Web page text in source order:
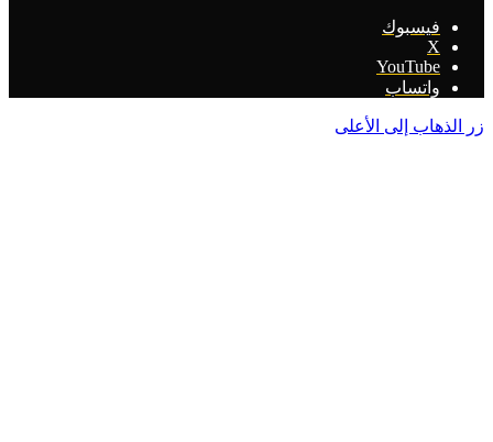
فيسبوك
‫YouTube
واتساب
إلى الأعلى